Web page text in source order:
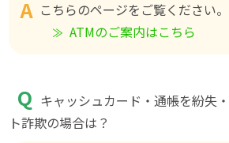
こちらのページをご覧ください。
ATMのご案内はこちら
キャッシュカード・通帳を紛失
ト詐欺の場合は？